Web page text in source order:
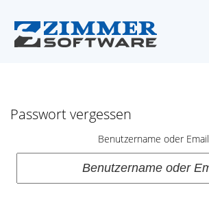
Passwort vergessen
Benutzername oder Email